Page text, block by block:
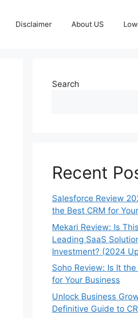
Disclaimer About US
Search
Recent
Salesforce Review
the Best CRM for
Mekari Review: Is
Leading SaaS
Investment? (2024
Soho Review: Is It
for Your Business
Unlock Business
Definitive Guide to